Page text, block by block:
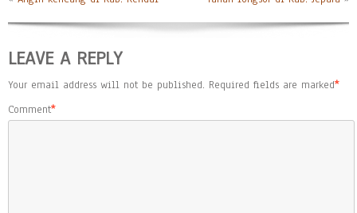
LEAVE A REPLY
Your email address will not be published. Required fields are marked*
Comment*